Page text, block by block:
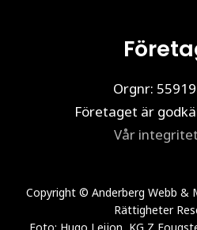
Orgnr:
Företaget är
Vår
Copyright © Anderberg Webb &
Rättigheter
Foto: Hugo Leijon, KG Z